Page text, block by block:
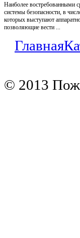
Наиболее востребованными
системы безопасности, в
которых выступают
позволяющие вести ...
Главная
© 2013